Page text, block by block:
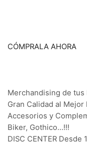
CÓMPRALA AHORA
Merchandising de tus
Gran Calidad al Mejor
Accesorios y
Biker, Gothico…!!!
DISC CENTER Desde